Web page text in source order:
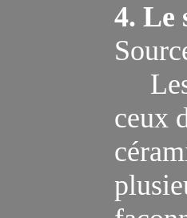
4. Le
Les
ceux